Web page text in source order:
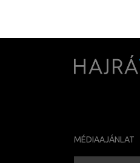
MÉDIAAJÁNLAT